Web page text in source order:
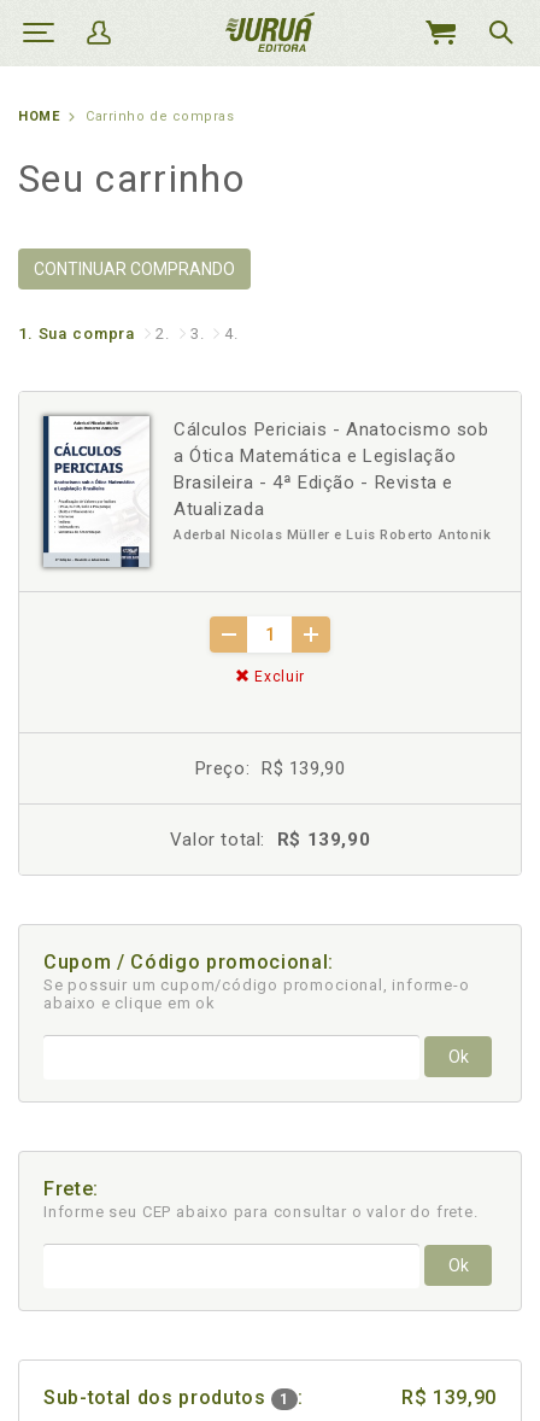
MEU
HOME Carrinho de compras
Seu carrinho
CONTINUAR COMPRANDO
1. Sua compra 2. 3. 4.
Cálculos Periciais - Anatocismo sob
a Ótica Matemática e Legislação
Brasileira - 4ª Edição - Revista e
Atualizada
Aderbal Nicolas Müller e Luis Roberto Antonik
Excluir
Preço: R$ 139,90
Valor total: R$ 139,90
Cupom / Código promocional:
Se possuir um cupom/código promocional, informe-o
abaixo e clique em ok
Ok
Frete:
Informe seu CEP abaixo para consultar o valor do frete.
Ok
Sub-total dos produtos 1 : R$ 139,90